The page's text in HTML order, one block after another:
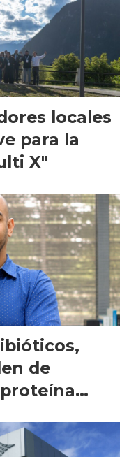
locales
para la
X"
de